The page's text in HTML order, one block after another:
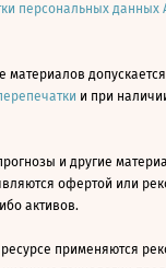
персональных данных
и при
и другие
офертой или
активов.
применяются